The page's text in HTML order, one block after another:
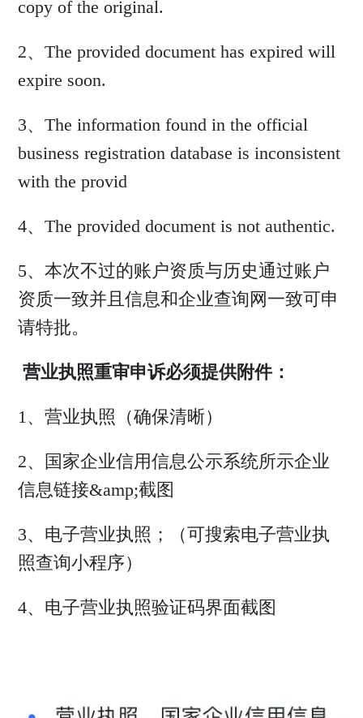
copy of the original.
2、The provided document has expired will
expire soon.
3、The information found in the official
business registration database is inconsistent
with the provid
4、The provided document is not authentic.
5、本次不过的账户资质与历史通过账户
资质一致并且信息和企业查询网一致可申
请特批。
营业执照重审申诉必须提供附件：
1、营业执照（确保清晰）
2、国家企业信用信息公示系统所示企业
信息链接&amp;截图
3、电子营业执照；（可搜索电子营业执
照查询小程序）
4、电子营业执照验证码界面截图